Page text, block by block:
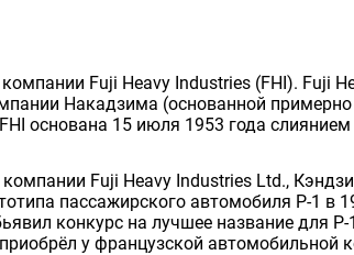
Fuji Heavy Industries (FHI). Fuji
Накадзима (основанной
основана 15 июля 1953 года
Fuji Heavy Industries Ltd.,
пассажирского автомобиля Р-1
конкурс на лучшее название для
у французской автомобильной